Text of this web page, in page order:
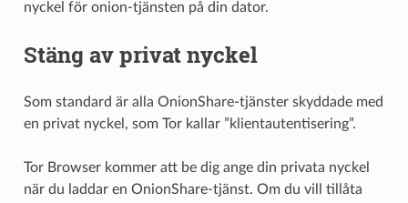
nyckel för onion-tjänsten på din dator.
Stäng av privat nyckel
Som standard är alla OnionShare-tjänster skyddade med
en privat nyckel, som Tor kallar ”klientautentisering”.
Tor Browser kommer att be dig ange din privata nyckel
när du laddar en OnionShare-tjänst. Om du vill tillåta